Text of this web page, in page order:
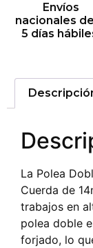
Envíos
nacionales
5 días
La Polea
Cuerda de
trabajos en
polea doble
forjado, lo